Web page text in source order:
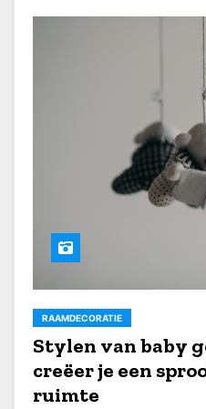
RAAMDECORATIE
Stylen van baby
creëer je een
ruimte